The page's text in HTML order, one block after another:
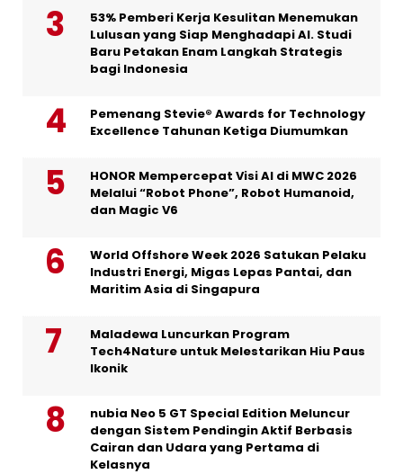
53% Pemberi Kerja Kesulitan Menemukan
Lulusan yang Siap Menghadapi AI. Studi
Baru Petakan Enam Langkah Strategis
bagi Indonesia
Pemenang Stevie® Awards for Technology
Excellence Tahunan Ketiga Diumumkan
HONOR Mempercepat Visi AI di MWC 2026
Melalui “Robot Phone”, Robot Humanoid,
dan Magic V6
World Offshore Week 2026 Satukan Pelaku
Industri Energi, Migas Lepas Pantai, dan
Maritim Asia di Singapura
Maladewa Luncurkan Program
Tech4Nature untuk Melestarikan Hiu Paus
Ikonik
nubia Neo 5 GT Special Edition Meluncur
dengan Sistem Pendingin Aktif Berbasis
Cairan dan Udara yang Pertama di
Kelasnya